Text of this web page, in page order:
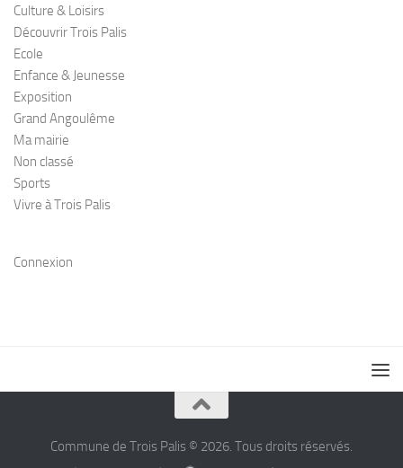
Culture & Loisirs
Découvrir Trois Palis
Ecole
Enfance & Jeunesse
Exposition
Grand Angoulême
Ma mairie
Non classé
Sports
Vivre à Trois Palis
Connexion
Commune de Trois Palis © 2026. Tous droits réservés.